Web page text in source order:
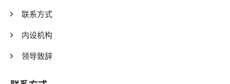
联系方式
内设机构
领导致辞